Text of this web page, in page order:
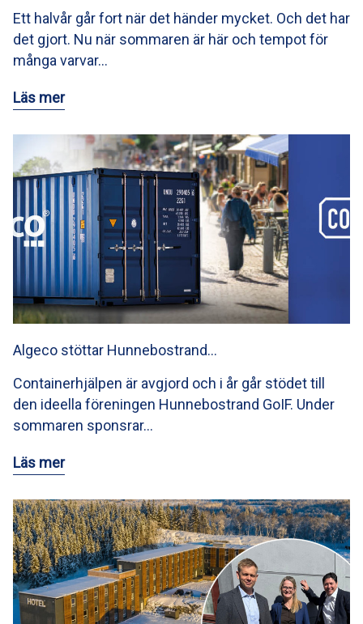
Ett halvår går fort när det händer mycket. Och det har
det gjort. Nu när sommaren är här och tempot för
många varvar…
Läs mer
Algeco stöttar Hunnebostrand…
Containerhjälpen är avgjord och i år går stödet till
den ideella föreningen Hunnebostrand GoIF. Under
sommaren sponsrar…
Läs mer